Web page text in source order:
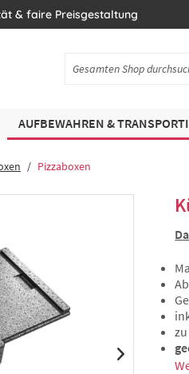
& faire Preisgestaltung
AUFBEWAHREN &
Pizzaboxen